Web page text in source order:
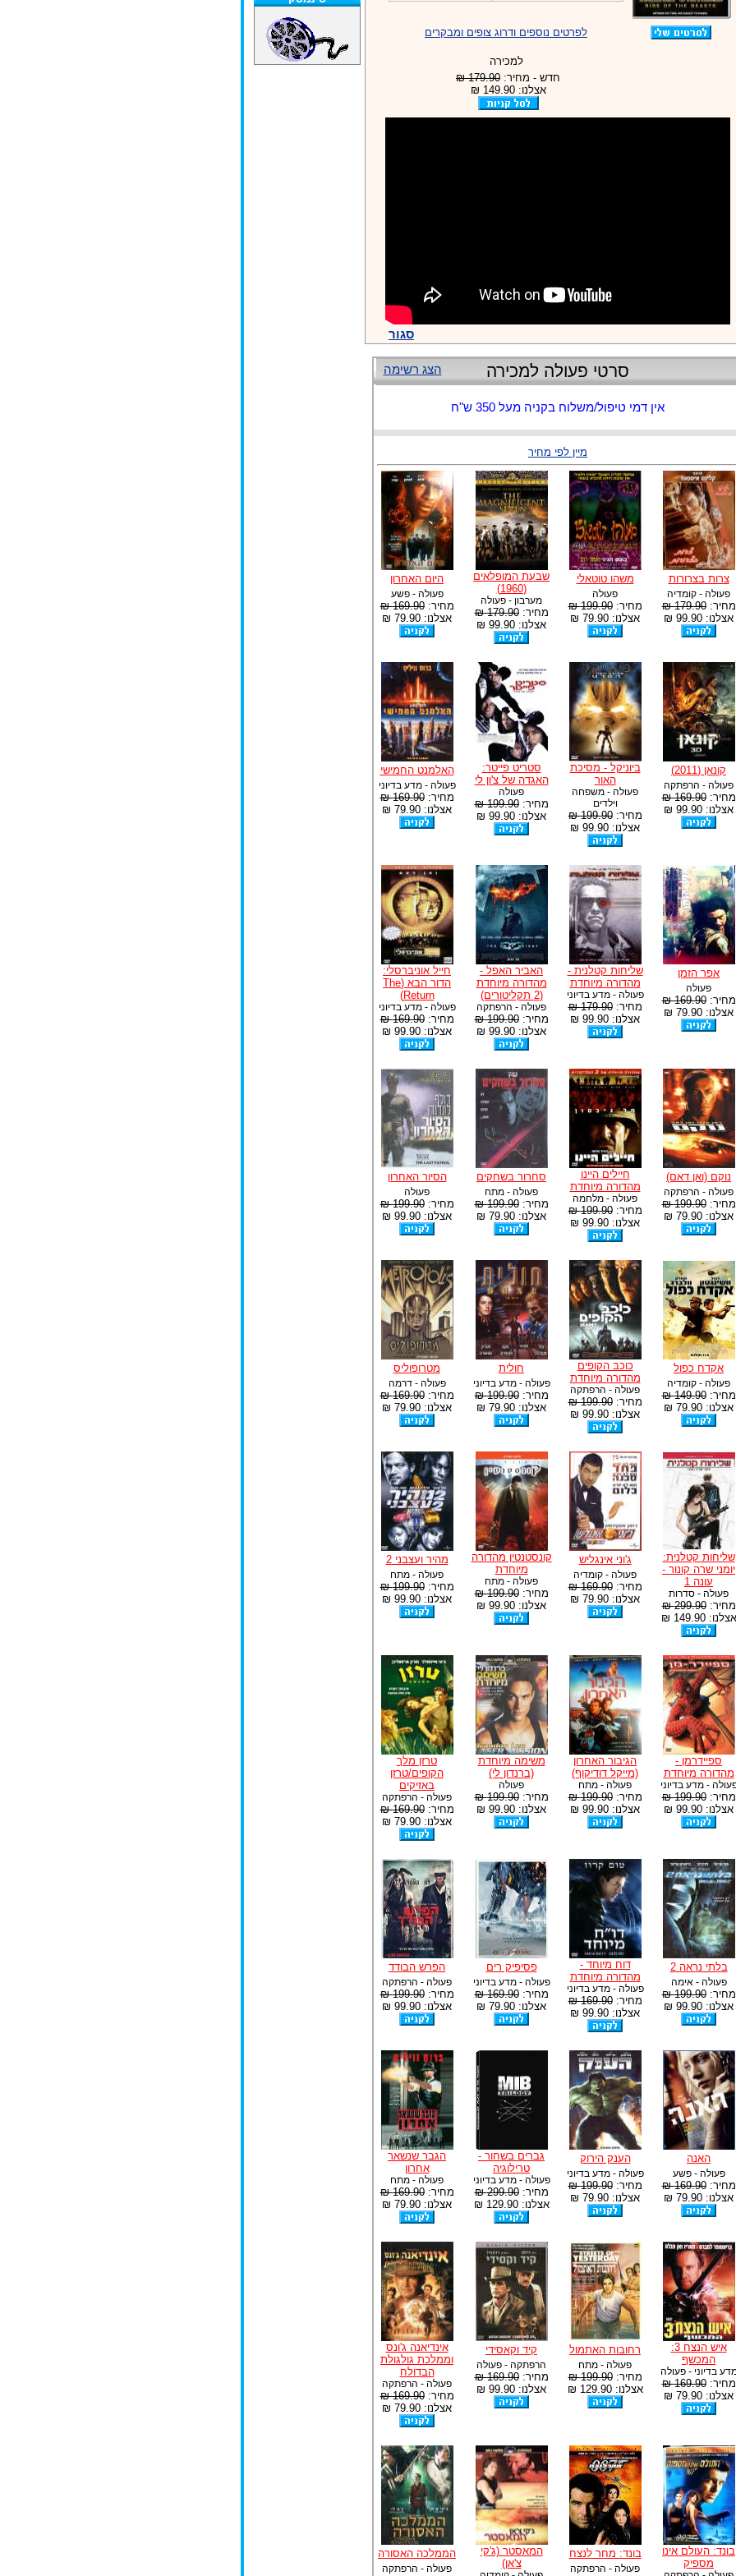
לפרטים נוספים ודרוג צופים ומבקרים
למכירה
חדש - מחיר: 179.90 ₪
אצלנו: 149.90 ₪
סגור
הצג רשימה סרטי פעולה למכירה
אין דמי טיפול/משלוח בקניה מעל 350 ש"ח
מיין לפי מחיר
צרות בצרורות
פעולה - קומדיה
מחיר:179.90 ₪
אצלנו: 99.90 ₪
משהו טוטאלי
פעולה
מחיר:199.90 ₪
אצלנו: 79.90 ₪
שבעת המופלאים
(1960)
מערבון - פעולה
מחיר:179.90 ₪
אצלנו: 99.90 ₪
היום האחרון
פעולה - פשע
מחיר:169.90 ₪
אצלנו: 79.90 ₪
קונאן (2011)
פעולה - הרפתקה
מחיר:169.90 ₪
אצלנו: 99.90 ₪
ביוניקל - מסיכת
האור
פעולה - משפחה
וילדים
מחיר:199.90 ₪
אצלנו: 99.90 ₪
סטריט פייטר:
האגדה של צ'ון לי
פעולה
מחיר:199.90 ₪
אצלנו: 99.90 ₪
האלמנט החמישי
פעולה - מדע בדיוני
מחיר:169.90 ₪
אצלנו: 79.90 ₪
אפר הזמן
פעולה
מחיר:169.90 ₪
אצלנו: 79.90 ₪
שליחות קטלנית -
מהדורה מיוחדת
פעולה - מדע בדיוני
מחיר:179.90 ₪
אצלנו: 99.90 ₪
האביר האפל -
מהדורה מיוחדת
(2 תקליטורים)
פעולה - הרפתקה
מחיר:199.90 ₪
אצלנו: 99.90 ₪
חייל אוניברסלי:
הדור הבא (The
Return)
פעולה - מדע בדיוני
מחיר:169.90 ₪
אצלנו: 99.90 ₪
נוקם (ואן דאם)
פעולה - הרפתקה
מחיר:199.90 ₪
אצלנו: 79.90 ₪
חיילים היינו
מהדורה מיוחדת
פעולה - מלחמה
מחיר:199.90 ₪
אצלנו: 99.90 ₪
סחרור בשחקים
פעולה - מתח
מחיר:199.90 ₪
אצלנו: 79.90 ₪
הסיור האחרון
פעולה
מחיר:199.90 ₪
אצלנו: 99.90 ₪
אקדח כפול
פעולה - קומדיה
מחיר:149.90 ₪
אצלנו: 79.90 ₪
כוכב הקופים
מהדורה מיוחדת
פעולה - הרפתקה
מחיר:199.90 ₪
אצלנו: 99.90 ₪
חולית
פעולה - מדע בדיוני
מחיר:199.90 ₪
אצלנו: 79.90 ₪
מטרופוליס
פעולה - דרמה
מחיר:169.90 ₪
אצלנו: 79.90 ₪
שליחות קטלנית:
יומני שרה קונור -
עונה 1
פעולה - סדרות
מחיר:299.90 ₪
אצלנו: 149.90 ₪
ג'וני אינגליש
פעולה - קומדיה
מחיר:169.90 ₪
אצלנו: 79.90 ₪
קונסטנטין מהדורה
מיוחדת
פעולה - מתח
מחיר:199.90 ₪
אצלנו: 99.90 ₪
מהיר ועצבני 2
פעולה - מתח
מחיר:199.90 ₪
אצלנו: 99.90 ₪
ספיידרמן -
מהדורה מיוחדת
- מדע בדיוני
מחיר:199.90 ₪
אצלנו: 99.90 ₪
הגיבור האחרון
(מייקל דודיקוף)
פעולה - מתח
מחיר:199.90 ₪
אצלנו: 99.90 ₪
משימה מיוחדת
(ברנדון לי)
פעולה
מחיר:199.90 ₪
אצלנו: 99.90 ₪
טרזן מלך
הקופים/טרזן
באזיקים
פעולה - הרפתקה
מחיר:169.90 ₪
אצלנו: 79.90 ₪
בלתי נראה 2
פעולה - אימה
מחיר:199.90 ₪
אצלנו: 99.90 ₪
דוח מיוחד -
מהדורה מיוחדת
פעולה - מדע בדיוני
מחיר:169.90 ₪
אצלנו: 99.90 ₪
פסיפיק רים
פעולה - מדע בדיוני
מחיר:169.90 ₪
אצלנו: 79.90 ₪
הפרש הבודד
פעולה - הרפתקה
מחיר:199.90 ₪
אצלנו: 99.90 ₪
האנה
פעולה - פשע
מחיר:169.90 ₪
אצלנו: 79.90 ₪
הענק הירוק
פעולה - מדע בדיוני
מחיר:199.90 ₪
אצלנו: 79.90 ₪
גברים בשחור -
טרילוגיה
פעולה - מדע בדיוני
מחיר:299.90 ₪
אצלנו: 129.90 ₪
הגבר שנשאר
אחרון
פעולה - מתח
מחיר:169.90 ₪
אצלנו: 79.90 ₪
איש הנצח 3:
המכשף
בדיוני - פעולה
מחיר:169.90 ₪
אצלנו: 79.90 ₪
רחובות האתמול
פעולה - מתח
מחיר:199.90 ₪
אצלנו: 129.90 ₪
קיד וקאסידי
הרפתקה - פעולה
מחיר:169.90 ₪
אצלנו: 99.90 ₪
אינדיאנה ג'ונס
וממלכת גולגולת
הבדולח
פעולה - הרפתקה
מחיר:169.90 ₪
אצלנו: 79.90 ₪
בונד: העולם אינו
מספיק
בונד: מחר לנצח
פעולה - הרפתקה
המאסטר (ג'קי
צ'אן)
הממלכה האסורה
פעולה - הרפתקה